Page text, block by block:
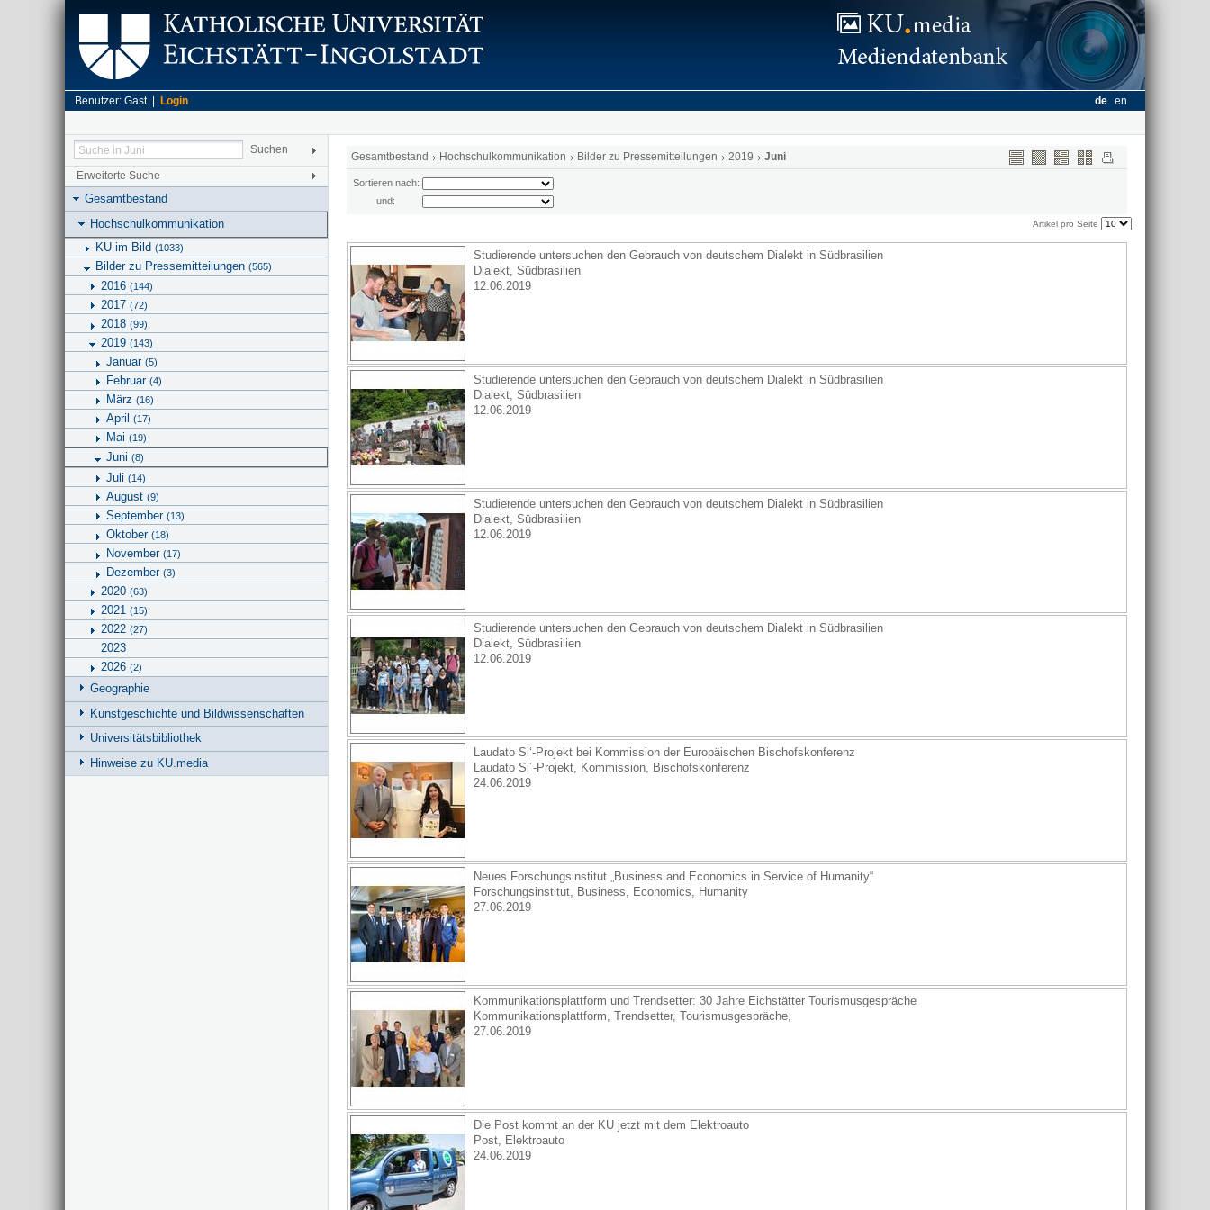
Benutzer: Gast | Login de en
Erweiterte Suche
Gesamtbestand
Hochschulkommunikation
KU im Bild (1033)
Bilder zu Pressemitteilungen (565)
2016 (144)
2017 (72)
2018 (99)
2019 (143)
Januar (5)
Februar (4)
März (16)
April (17)
Mai (19)
Juni (8)
Juli (14)
August (9)
September (13)
Oktober (18)
November (17)
Dezember (3)
2020 (63)
2021 (15)
2022 (27)
2023
2026 (2)
Geographie
Kunstgeschichte und Bildwissenschaften
Universitätsbibliothek
Hinweise zu KU.media
Gesamtbestand Hochschulkommunikation Bilder zu Pressemitteilungen 2019 Juni
Sortieren nach:
und:
Artikel pro Seite
Studierende untersuchen den Gebrauch von deutschem Dialekt in Südbrasilien
Dialekt, Südbrasilien
12.06.2019
Studierende untersuchen den Gebrauch von deutschem Dialekt in Südbrasilien
Dialekt, Südbrasilien
12.06.2019
Studierende untersuchen den Gebrauch von deutschem Dialekt in Südbrasilien
Dialekt, Südbrasilien
12.06.2019
Studierende untersuchen den Gebrauch von deutschem Dialekt in Südbrasilien
Dialekt, Südbrasilien
12.06.2019
Laudato Si‘-Projekt bei Kommission der Europäischen Bischofskonferenz
Laudato Si´-Projekt, Kommission, Bischofskonferenz
24.06.2019
Neues Forschungsinstitut „Business and Economics in Service of Humanity“
Forschungsinstitut, Business, Economics, Humanity
27.06.2019
Kommunikationsplattform und Trendsetter: 30 Jahre Eichstätter Tourismusgespräche
Kommunikationsplattform, Trendsetter, Tourismusgespräche,
27.06.2019
Die Post kommt an der KU jetzt mit dem Elektroauto
Post, Elektroauto
24.06.2019